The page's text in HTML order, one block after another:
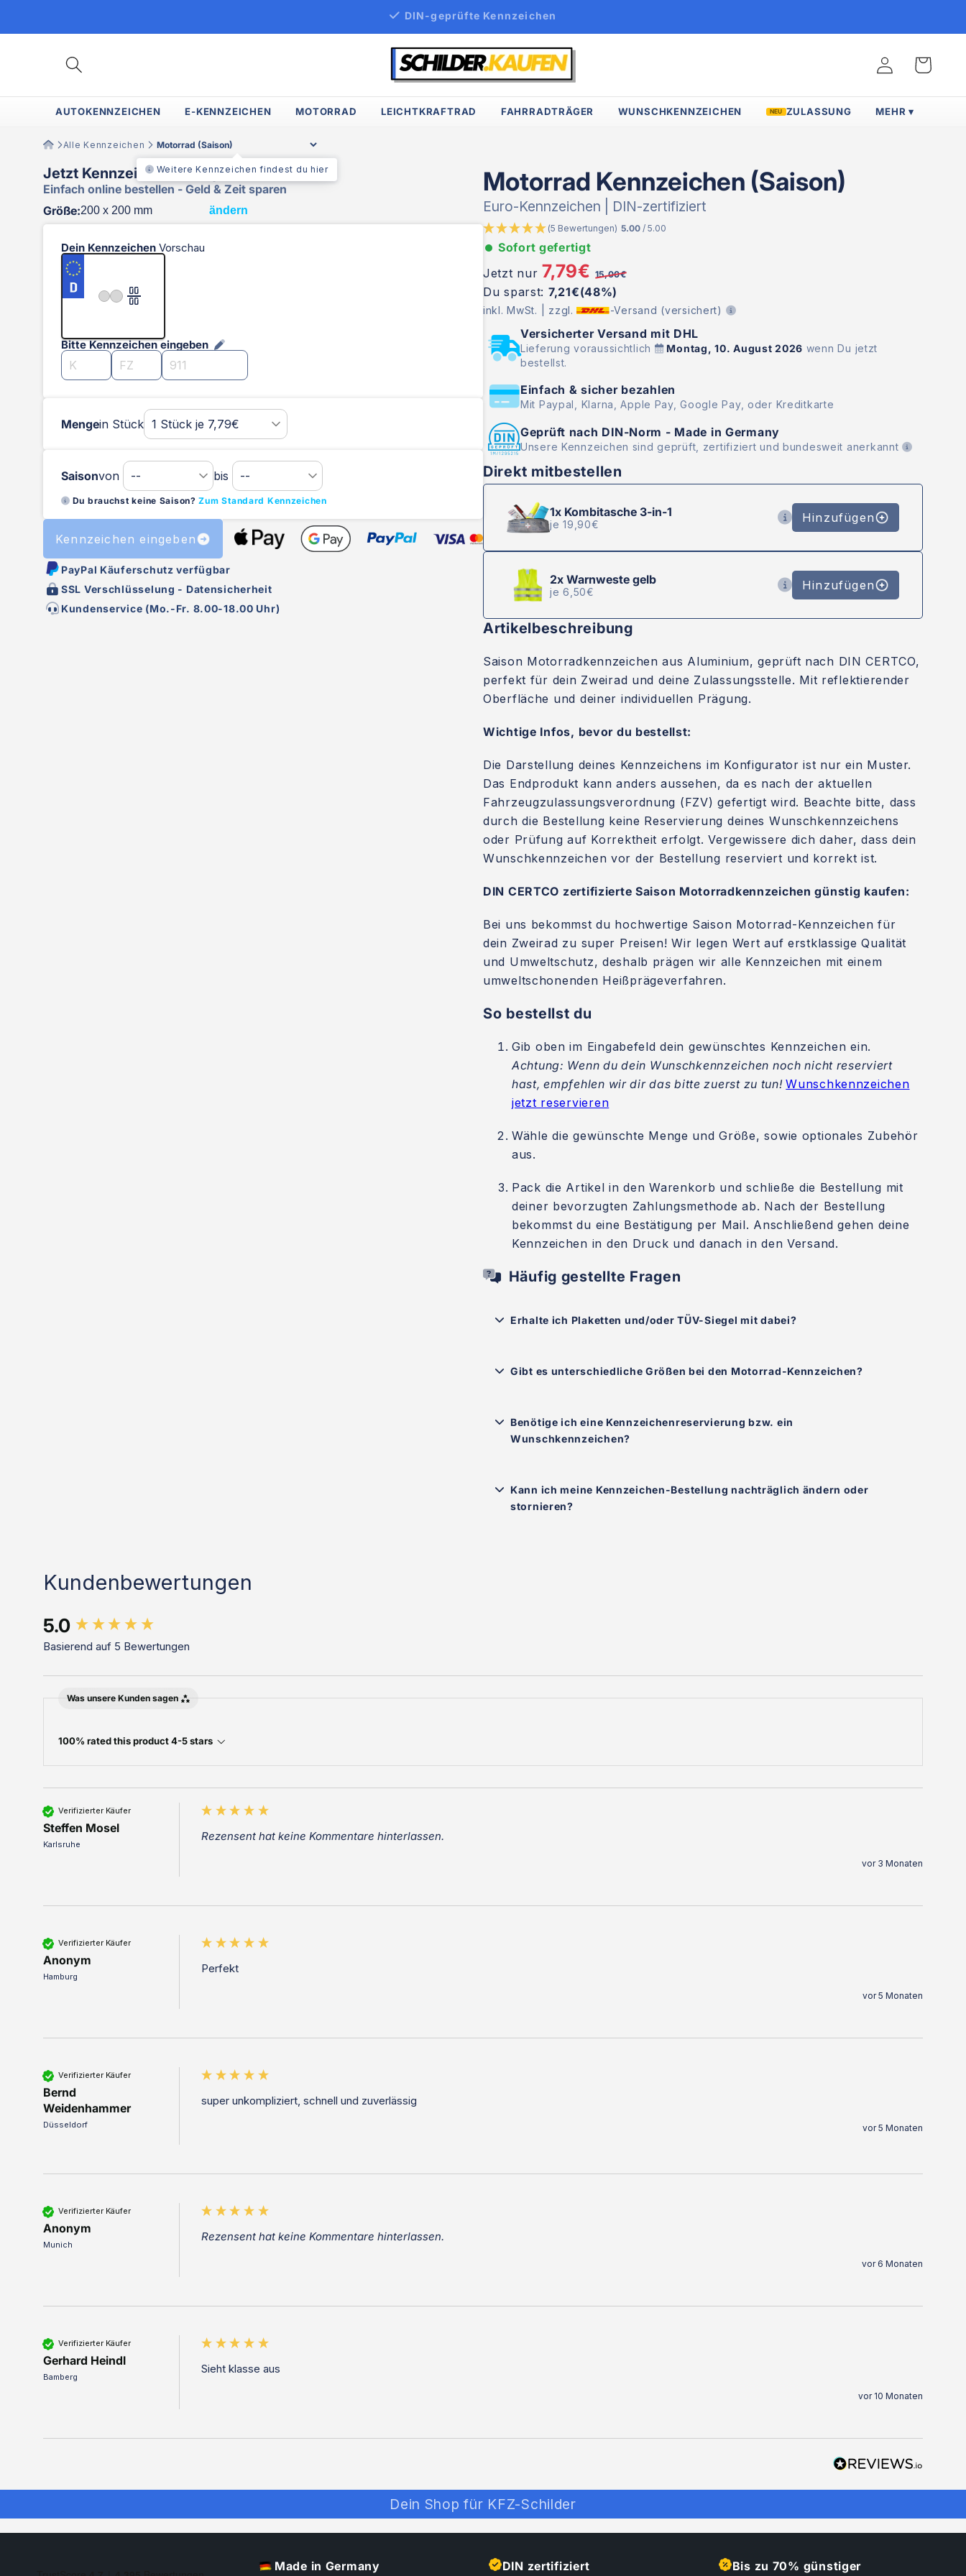
Inhalt
DIN-geprüfte Kennzeichen
EinloggenWarenkorb
AUTOKENNZEICHEN E-KENNZEICHEN MOTORRAD LEICHTKRAFTRAD FAHRRADTRÄGER WUNSCHKENNZEICHEN NEU ZULASSUNG MEHR ▾
Alle Kennzeichen
Jetzt Kennzeichen konfigurieren
Einfach online bestellen - Geld & Zeit sparen
Größe:
ändern
Dein Kennzeichen Vorschau
00
00
Bitte Kennzeichen eingeben
Mengein Stück
Saisonvon bis
Du brauchst keine Saison? Zum Standard Kennzeichen
Kennzeichen eingeben
PayPal Käuferschutz verfügbar
SSL Verschlüsselung - Datensicherheit
Kundenservice (Mo.-Fr. 8.00-18.00 Uhr)
Motorrad Kennzeichen (Saison)
Euro-Kennzeichen | DIN-zertifiziert
(5 Bewertungen) 5.00 / 5.00
Sofort gefertigt
Jetzt nur 7,79€ 15,00€
Du sparst: 7,21€(48%)
inkl. MwSt. | zzgl. -Versand (versichert)
Versicherter Versand mit DHL
Lieferung voraussichtlich Montag, 10. August 2026 wenn Du jetzt
bestellst.
Einfach & sicher bezahlen
Mit Paypal, Klarna, Apple Pay, Google Pay, oder Kreditkarte
Geprüft nach DIN-Norm - Made in Germany
Unsere Kennzeichen sind geprüft, zertifiziert und bundesweit anerkannt
Direkt mitbestellen
1x Kombitasche 3-in-1
je 19,90€ Hinzufügen
2x Warnweste gelb
je 6,50€ Hinzufügen
Artikelbeschreibung
Saison Motorradkennzeichen aus Aluminium, geprüft nach DIN CERTCO,
perfekt für dein Zweirad und deine Zulassungsstelle. Mit reflektierender
Oberfläche und deiner individuellen Prägung.
Wichtige Infos, bevor du bestellst:
Die Darstellung deines Kennzeichens im Konfigurator ist nur ein Muster.
Das Endprodukt kann anders aussehen, da es nach der aktuellen
Fahrzeugzulassungsverordnung (FZV) gefertigt wird. Beachte bitte, dass
durch die Bestellung keine Reservierung deines Wunschkennzeichens
oder Prüfung auf Korrektheit erfolgt. Vergewissere dich daher, dass dein
Wunschkennzeichen vor der Bestellung reserviert und korrekt ist.
DIN CERTCO zertifizierte Saison Motorradkennzeichen günstig kaufen:
Bei uns bekommst du hochwertige Saison Motorrad-Kennzeichen für
dein Zweirad zu super Preisen! Wir legen Wert auf erstklassige Qualität
und Umweltschutz, deshalb prägen wir alle Kennzeichen mit einem
umweltschonenden Heißprägeverfahren.
So bestellst du
Gib oben im Eingabefeld dein gewünschtes Kennzeichen ein.
Achtung: Wenn du dein Wunschkennzeichen noch nicht reserviert
hast, empfehlen wir dir das bitte zuerst zu tun!Wunschkennzeichen
jetzt reservieren
Wähle die gewünschte Menge und Größe, sowie optionales Zubehör
aus.
Pack die Artikel in den Warenkorb und schließe die Bestellung mit
deiner bevorzugten Zahlungsmethode ab. Nach der Bestellung
bekommst du eine Bestätigung per Mail. Anschließend gehen deine
Kennzeichen in den Druck und danach in den Versand.
Häufig gestellte Fragen
Erhalte ich Plaketten und/oder TÜV-Siegel mit dabei?
Gibt es unterschiedliche Größen bei den Motorrad-Kennzeichen?
Benötige ich eine Kennzeichenreservierung bzw. ein
Wunschkennzeichen?
Kann ich meine Kennzeichen-Bestellung nachträglich ändern oder
stornieren?
Kundenbewertungen
5.0
Basierend auf 5 Bewertungen
Was unsere Kunden sagen
100% rated this product 4-5 stars
Verifizierter Käufer
Steffen Mosel
Karlsruhe
Rezensent hat keine Kommentare hinterlassen.
vor 3 Monaten
Verifizierter Käufer
Anonym
Hamburg
Perfekt
vor 5 Monaten
Verifizierter Käufer
Bernd
Weidenhammer
Düsseldorf
super unkompliziert, schnell und zuverlässig
vor 5 Monaten
Verifizierter Käufer
Anonym
Munich
Rezensent hat keine Kommentare hinterlassen.
vor 6 Monaten
Verifizierter Käufer
Gerhard Heindl
Bamberg
Sieht klasse aus
vor 10 Monaten
New content loaded
Dein Shop für KFZ-Schilder
Made in Germany DIN zertifiziert Bis zu 70% günstiger
Weitere Kennzeichen findest du hier